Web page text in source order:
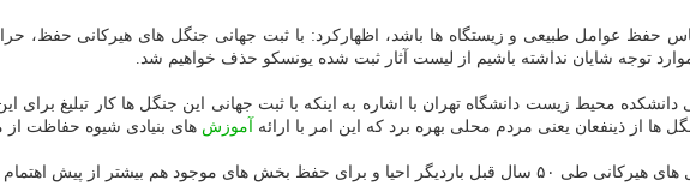
حفظ عوامل طبیعی و زیستگاه ها باشد، اظهاركرد: با ثبت جهانی جنگل های هیركانی حفظ،
توجه شایان نداشته باشیم از لیست آثار ثبت شده یونسكو حذف خواهیم شد.
محیط زیست دانشگاه تهران با اشاره به اینكه با ثبت جهانی این جنگل ها كار تبلیغ
از ذینفعان یعنی مردم محلی بهره برد كه این امر با ارائه آموزش های بنیادی شیوه حفاظت
هم بیشتر از پیش اهتمام ورزیده شود.